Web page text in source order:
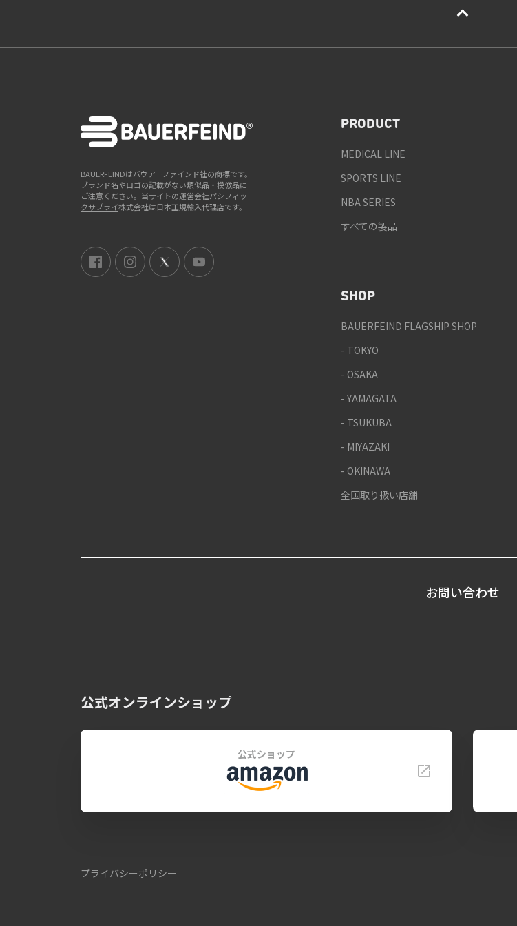
BAUERFEINDはバウアーファインド社の商標です。
ブランド名やロゴの記載がない類似品・模倣品に
ご注意ください。当サイトの運営会社パシフィッ
クサプライ株式会社は日本正規輸入代理店です。
PRODUCT
MEDICAL LINE
SPORTS LINE
NBA SERIES
すべての製品
SHOP
BAUERFEIND FLAGSHIP SHOP
- TOKYO
- OSAKA
- YAMAGATA
- TSUKUBA
- MIYAZAKI
- OKINAWA
全国取り扱い店舗
お問い合わせ
公式オンラインショップ
公式ショップ
プライバシーポリシー